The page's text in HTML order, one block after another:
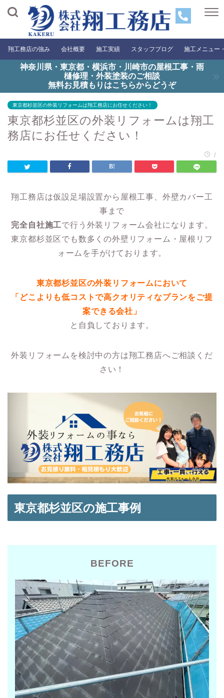
翔工務店の強み 会社概要 施工実績 スタッフブログ 施工メニュー
神奈川県・東京都・横浜市・川崎市の屋根工事・雨
樋修理・外装塗装のご相談
無料お見積もりはこちらからどうぞ
東京都杉並区の外装リフォームは翔工務店にお任せください！
東京都杉並区の外装リフォームは翔工
務店にお任せください！
/
翔工務店は仮設足場設置から屋根工事、外壁カバー工
事まで
完全自社施工で行う外装リフォーム会社になります。
東京都杉並区でも数多くの外壁リフォーム・屋根リフ
ォームを手がけております。
東京都杉並区の外装リフォームにおいて
「どこよりも低コストで高クオリティなプランをご提
案できる会社」
と自負しております。
外装リフォームを検討中の方は翔工務店へご相談くだ
さい！
東京都杉並区の施工事例
BEFORE